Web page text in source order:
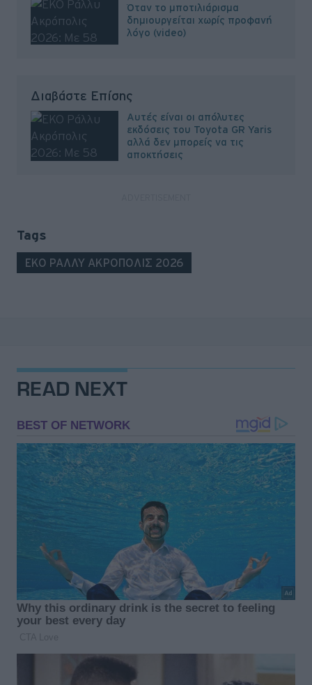
Όταν το μποτιλιάρισμα
δημιουργείται χωρίς προφανή
λόγο (video)
Διαβάστε Επίσης
Αυτές είναι οι απόλυτες
εκδόσεις του Toyota GR Yaris
αλλά δεν μπορείς να τις
αποκτήσεις
Tags
ΕΚΟ ΡΑΛΛΥ ΑΚΡΟΠΟΛΙΣ 2026
READ NEXT